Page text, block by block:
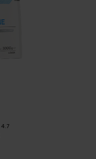
4.7